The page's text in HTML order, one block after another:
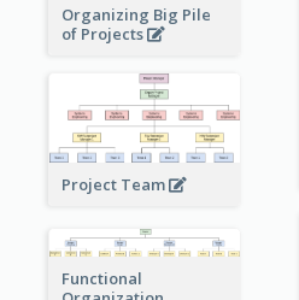
Organizing Big Pile
of Projects
Project Team
Functional